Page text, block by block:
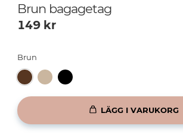
Brun bagagetag
149 kr
Brun
LÄGG I VARUKORG